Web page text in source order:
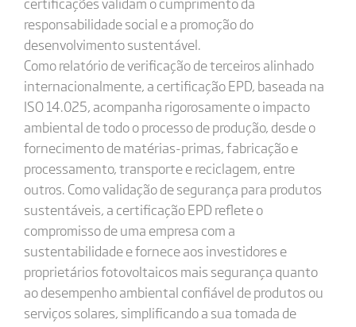
responsabilidade social e a promoção do
desenvolvimento sustentável.
Como relatório de verificação de terceiros alinhado
internacionalmente, a certificação EPD, baseada na
ISO 14.025, acompanha rigorosamente o impacto
ambiental de todo o processo de produção, desde o
fornecimento de matérias-primas, fabricação e
processamento, transporte e reciclagem, entre
outros. Como validação de segurança para produtos
sustentáveis, a certificação EPD reflete o
compromisso de uma empresa com a
sustentabilidade e fornece aos investidores e
proprietários fotovoltaicos mais segurança quanto
ao desempenho ambiental confiável de produtos ou
serviços solares, simplificando a sua tomada de